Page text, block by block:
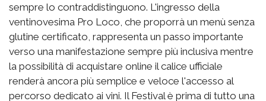
sempre lo contraddistinguono. L'ingresso della
ventinovesima Pro Loco, che proporrà un menù senza
glutine certificato, rappresenta un passo importante
verso una manifestazione sempre più inclusiva mentre
la possibilità di acquistare online il calice ufficiale
renderà ancora più semplice e veloce l'accesso al
percorso dedicato ai vini. Il Festival è prima di tutto una